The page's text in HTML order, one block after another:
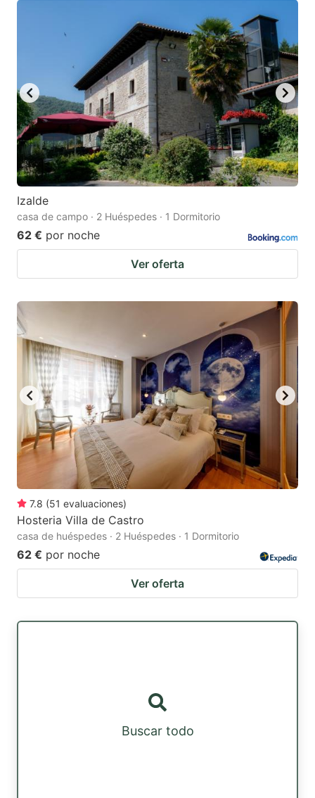
Izalde
casa de campo · 2 Huéspedes · 1 Dormitorio
62 € por noche
Ver oferta
7.8 (51 evaluaciones)
Hosteria Villa de Castro
casa de huéspedes · 2 Huéspedes · 1 Dormitorio
62 € por noche
Ver oferta
Buscar todo